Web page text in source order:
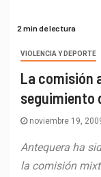
2 min de lectura
VIOLENCIA Y DEPORTE
La comisión
seguimiento
noviembre 19,
Antequera ha
la comisión